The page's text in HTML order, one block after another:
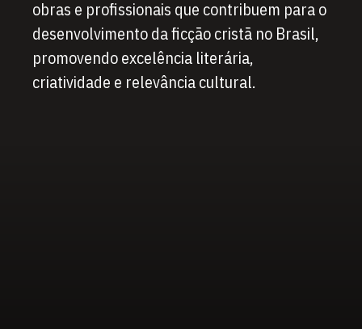
obras e profissionais que contribuem para o
desenvolvimento da ficção cristã no Brasil,
promovendo excelência literária,
criatividade e relevância cultural.